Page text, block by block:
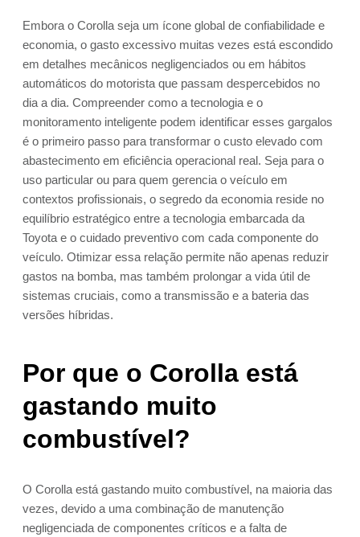
Embora o Corolla seja um ícone global de confiabilidade e
economia, o gasto excessivo muitas vezes está escondido
em detalhes mecânicos negligenciados ou em hábitos
automáticos do motorista que passam despercebidos no
dia a dia. Compreender como a tecnologia e o
monitoramento inteligente podem identificar esses gargalos
é o primeiro passo para transformar o custo elevado com
abastecimento em eficiência operacional real. Seja para o
uso particular ou para quem gerencia o veículo em
contextos profissionais, o segredo da economia reside no
equilíbrio estratégico entre a tecnologia embarcada da
Toyota e o cuidado preventivo com cada componente do
veículo. Otimizar essa relação permite não apenas reduzir
gastos na bomba, mas também prolongar a vida útil de
sistemas cruciais, como a transmissão e a bateria das
versões híbridas.
Por que o Corolla está
gastando muito
combustível?
O Corolla está gastando muito combustível, na maioria das
vezes, devido a uma combinação de manutenção
negligenciada de componentes críticos e a falta de